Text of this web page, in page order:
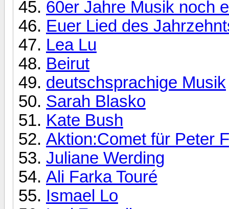
60er Jahre Musik noch
Euer Lied des
Lea Lu
Beirut
deutschsprachige Musik
Sarah Blasko
Kate Bush
Aktion:Comet für Peter
Juliane Werding
Ali Farka Touré
Ismael Lo